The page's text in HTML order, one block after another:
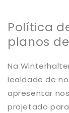
Política
planos
Na
lealdade de
apresentar
projetado